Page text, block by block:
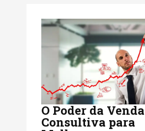
O Poder da Venda
Consultiva para